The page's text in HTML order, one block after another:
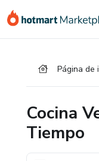
Página de
Cocina
Tiempo